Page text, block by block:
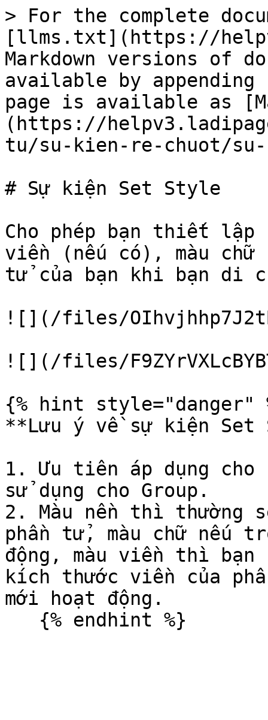
> For the complete
[llms.txt](https://
Markdown versions of
available by
page is available as
(https://
tu/su-kien-re-chuot/
# Sự kiện Set Style
Cho phép bạn thiết lập
viền (nếu có), màu chữ
tử của bạn khi bạn di
![](/files/
![](/files/
{% hint style="danger"
**Lưu ý về sự kiện
1. Ưu tiên áp dụng cho
sử dụng cho Group.
2. Màu nền thì thường
phần tử, màu chữ nếu
động, màu viền thì
kích thước viền của
mới hoạt động.